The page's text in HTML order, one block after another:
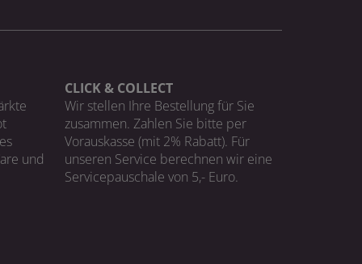
und
CLICK & COLLECT
Wir stellen Ihre Bestellung für Sie
zusammen. Zahlen Sie bitte per
Vorauskasse (mit 2% Rabatt). Für
unseren Service berechnen wir eine
Servicepauschale von 5,- Euro.